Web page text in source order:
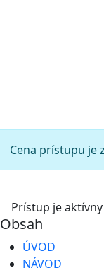
Cena prístupu je
Prístup je
Obsah
ÚVOD
NÁVOD